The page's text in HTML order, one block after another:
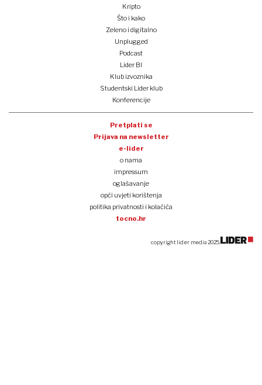
Kripto
Što i kako
Zeleno i digitalno
Unplugged
Podcast
Lider BI
Klub izvoznika
Studentski Lider klub
Konferencije
Pretplati se
Prijava na newsletter
e-lider
o nama
impressum
oglašavanje
opći uvjeti korištenja
politika privatnosti i kolačića
tocno.hr
copyright lider media 2025.